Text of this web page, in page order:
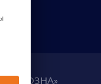
«ОЗНА»